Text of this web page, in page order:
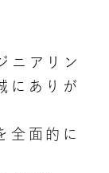
ニアリン
にありが
全面的に